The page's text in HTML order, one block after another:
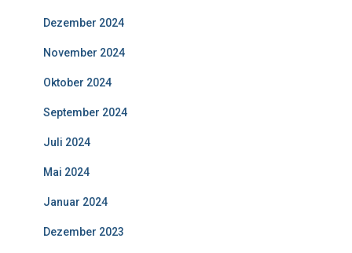
Dezember 2024
November 2024
Oktober 2024
September 2024
Juli 2024
Mai 2024
Januar 2024
Dezember 2023